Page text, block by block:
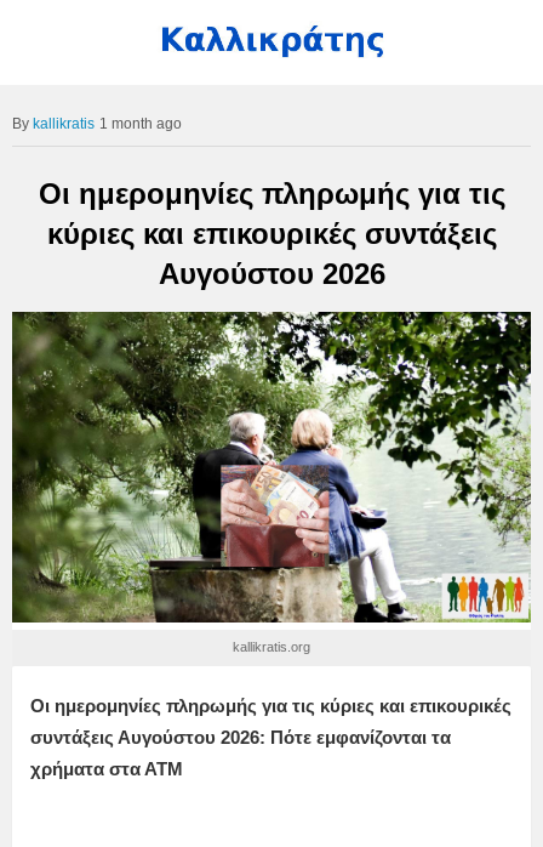
kallikratis 1 month ago
Οι ημερομηνίες πληρωμής για τις
κύριες και επικουρικές συντάξεις
Αυγούστου 2026
kallikratis.org
Οι ημερομηνίες πληρωμής για τις κύριες και επικουρικές
συντάξεις Αυγούστου 2026: Πότε εμφανίζονται τα
χρήματα στα ΑΤΜ